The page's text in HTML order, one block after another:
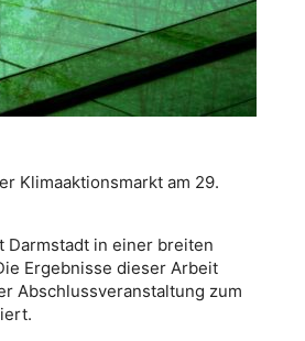
Klimaaktionsmarkt am 29.
Darmstadt in einer breiten
Ergebnisse dieser Arbeit
Abschlussveranstaltung zum